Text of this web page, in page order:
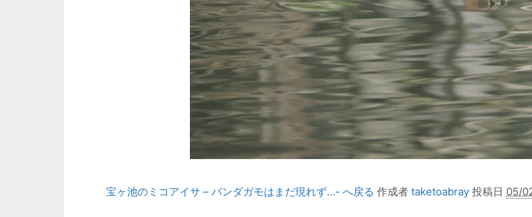
宝ヶ池のミコアイサ – パンダガモはまだ現れず…- へ戻る 作成者 taketoabray 投稿日 05/